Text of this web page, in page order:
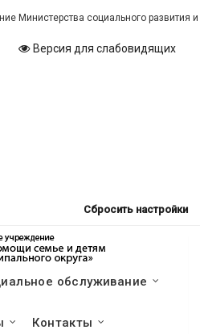
Министерства социального развития
Версия для слабовидящих
Сбросить настройки
обслуживание
Контакты